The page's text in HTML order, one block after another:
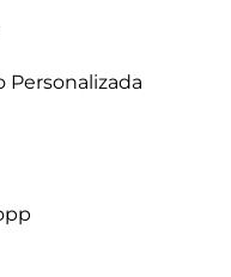
Personalizada